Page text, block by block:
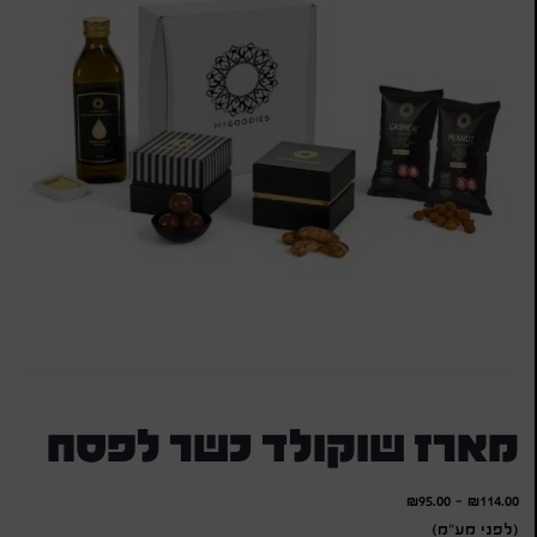
מארז שוקולד כשר לפסח
₪114.00
-
₪95.00
(לפני מע"מ)